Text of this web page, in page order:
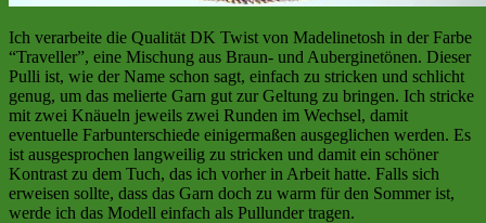
Ich verarbeite die Qualität DK Twist von Madelinetosh in der Farbe
“Traveller”, eine Mischung aus Braun- und Auberginetönen. Dieser
Pulli ist, wie der Name schon sagt, einfach zu stricken und schlicht
genug, um das melierte Garn gut zur Geltung zu bringen. Ich stricke
mit zwei Knäueln jeweils zwei Runden im Wechsel, damit
eventuelle Farbunterschiede einigermaßen ausgeglichen werden. Es
ist ausgesprochen langweilig zu stricken und damit ein schöner
Kontrast zu dem Tuch, das ich vorher in Arbeit hatte. Falls sich
erweisen sollte, dass das Garn doch zu warm für den Sommer ist,
werde ich das Modell einfach als Pullunder tragen.